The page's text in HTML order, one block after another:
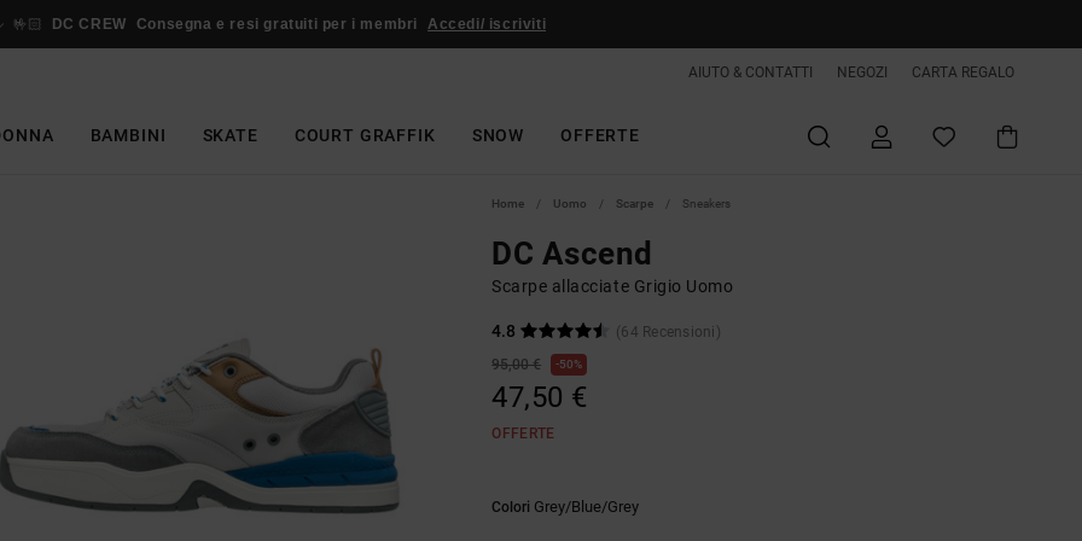
🤟🏻 DC CREW Consegna e resi gratuiti per i membri Accedi/ iscriviti
AIUTO & CONTATTI NEGOZI CARTA REGALO
BAMBINI SKATE COURT GRAFFIK SNOW OFFERTE
Home Uomo Scarpe Sneakers
DC Ascend
Scarpe allacciate Grigio Uomo
4.8
(64 Recensioni)
95,00 €
50%
47,50 €
OFFERTE
Colori Grey/blue/grey